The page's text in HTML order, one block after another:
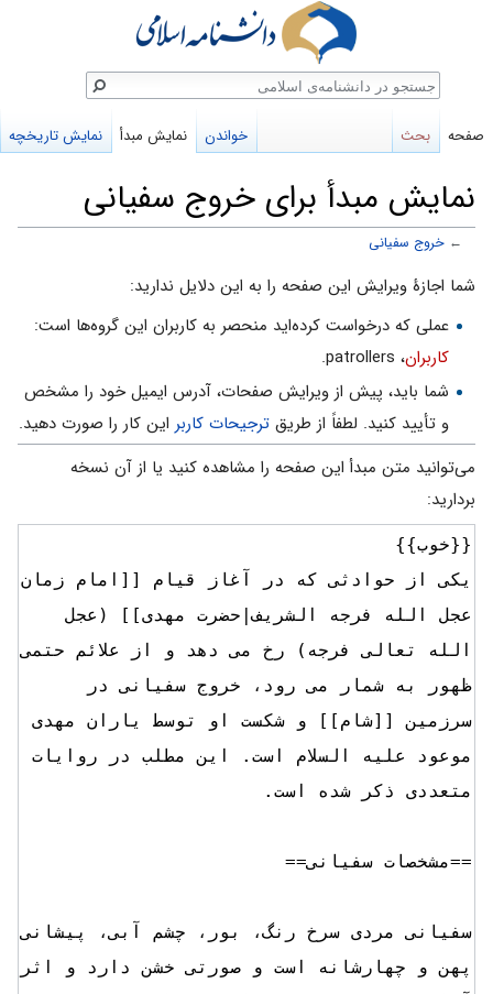
نمایش مبدأ برای خروج سفیانی
←خروج سفیانی
پرش
ناوبری
پرش
جستجو
شما اجازهٔ ویرایش این صفحه را به این دلایل ندارید:
عملی که درخواست کرده‌اید منحصر به کاربران این گروه‌ها است:
کاربران، patrollers.
شما باید، پیش از ویرایش صفحات، آدرس ایمیل خود را مشخص
و تأیید کنید. لطفاً از طریق ترجیحات کاربر این کار را صورت دهید.
می‌توانید متن مبدأ این صفحه را مشاهده کنید یا از آن نسخه
بردارید:
صفحه بحث خواندن نمایش مبدأ نمایش تاریخچه
جستجو